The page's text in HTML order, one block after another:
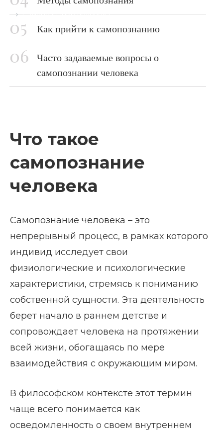
Самопознание человека
Как прийти к самопознанию
Часто задаваемые вопросы о
самопознании человека
Что такое
самопознание
человека
Самопознание человека – это
непрерывный процесс, в рамках которого
индивид исследует свои
физиологические и психологические
характеристики, стремясь к пониманию
собственной сущности. Эта деятельность
берет начало в раннем детстве и
сопровождает человека на протяжении
всей жизни, обогащаясь по мере
взаимодействия с окружающим миром.
В философском контексте этот термин
чаще всего понимается как
осведомленность о своем внутреннем